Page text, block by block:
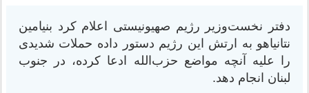
دفتر نخست‌وزیر رژیم صهیونیستی اعلام کرد بنیامین
نتانیاهو به ارتش این رژیم دستور داده حملات شدیدی
را علیه آنچه مواضع حزب‌الله ادعا کرده، در جنوب
لبنان انجام دهد.